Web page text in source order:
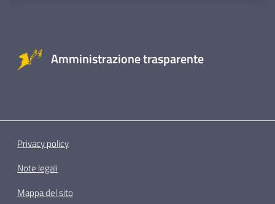
Amministrazione trasparente
Privacy policy
Note legali
Mappa del sito